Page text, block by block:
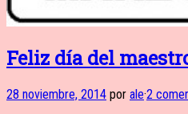
Feliz día del
28 noviembre, 2014 por ale·2